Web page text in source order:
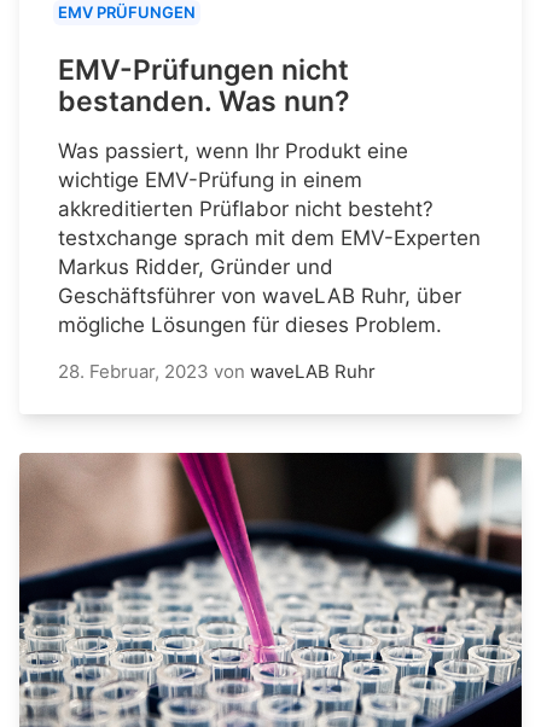
EMV PRÜFUNGEN
EMV-Prüfungen nicht
bestanden. Was nun?
Was passiert, wenn Ihr Produkt eine
wichtige EMV-Prüfung in einem
akkreditierten Prüflabor nicht besteht?
testxchange sprach mit dem EMV-Experten
Markus Ridder, Gründer und
Geschäftsführer von waveLAB Ruhr, über
mögliche Lösungen für dieses Problem.
28. Februar, 2023 von waveLAB Ruhr